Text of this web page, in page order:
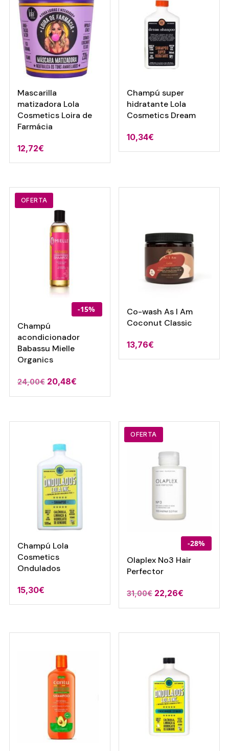
Mascarilla
matizadora Lola
Cosmetics Loira de
Farmácia
12,72€
Champú super
hidratante Lola
Cosmetics Dream
10,34€
OFERTA
-15%
Champú
acondicionador
Babassu Mielle
Organics
24,00€ El
precio
era:
20,48€El
precio
es:
Co-wash As I Am
Coconut Classic
13,76€
Champú Lola
Cosmetics
Ondulados
15,30€
OFERTA
-28%
Olaplex No3 Hair
Perfector
31,00€ El
precio
era:
22,26€
precio
es: